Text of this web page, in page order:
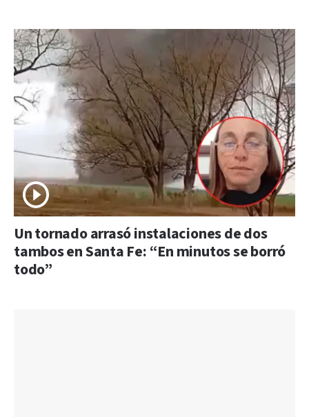
Un tornado arrasó instalaciones de dos
tambos en Santa Fe: “En minutos se borró
todo”